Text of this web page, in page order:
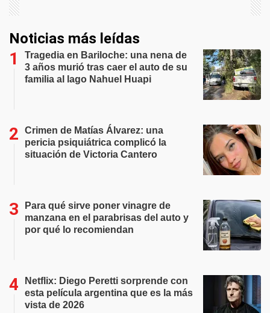
Noticias más leídas
Tragedia en Bariloche: una nena de
3 años murió tras caer el auto de su
familia al lago Nahuel Huapi
Crimen de Matías Álvarez: una
pericia psiquiátrica complicó la
situación de Victoria Cantero
Para qué sirve poner vinagre de
manzana en el parabrisas del auto y
por qué lo recomiendan
Netflix: Diego Peretti sorprende con
esta película argentina que es la más
vista de 2026